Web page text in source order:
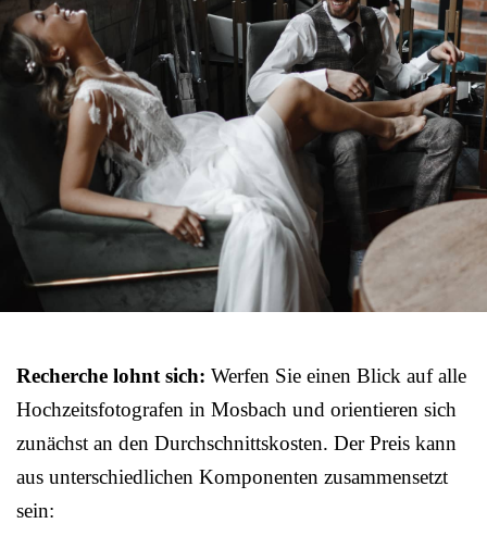
Recherche lohnt sich: Werfen Sie einen Blick auf alle
Hochzeitsfotografen in Mosbach und orientieren sich
zunächst an den Durchschnittskosten. Der Preis kann
aus unterschiedlichen Komponenten zusammensetzt
sein: